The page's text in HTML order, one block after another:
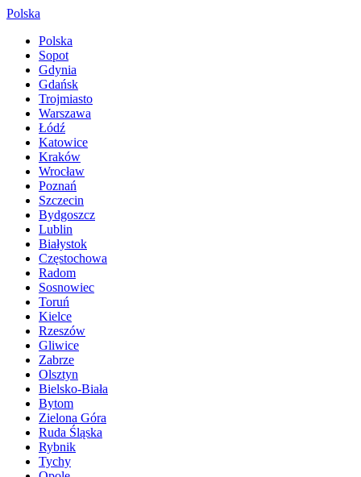
Polska
Polska
Sopot
Gdynia
Gdańsk
Trojmiasto
Warszawa
Łódź
Katowice
Kraków
Wrocław
Poznań
Szczecin
Bydgoszcz
Lublin
Białystok
Częstochowa
Radom
Sosnowiec
Toruń
Kielce
Rzeszów
Gliwice
Zabrze
Olsztyn
Bielsko-Biała
Bytom
Zielona Góra
Ruda Śląska
Rybnik
Tychy